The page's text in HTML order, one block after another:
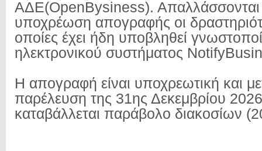
ΑΔΕ(OpenBysiness).
υποχρέωση απογραφής οι
οποίες έχει ήδη υποβληθεί
ηλεκτρονικού συστήματος
Η απογραφή είναι υποχρεωτική και
παρέλευση της 31ης Δεκεμβρίου
καταβάλλεται παράβολο διακοσίων